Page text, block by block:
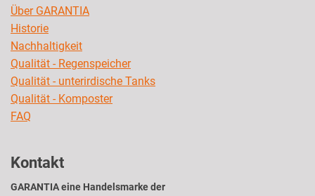
Über GARANTIA
Historie
Nachhaltigkeit
Qualität - Regenspeicher
Qualität - unterirdische Tanks
Qualität - Komposter
FAQ
Kontakt
GARANTIA eine Handelsmarke der